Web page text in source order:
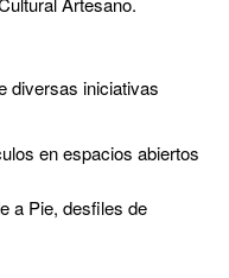
diversas iniciativas
en espacios abiertos
a Pie, desfiles de